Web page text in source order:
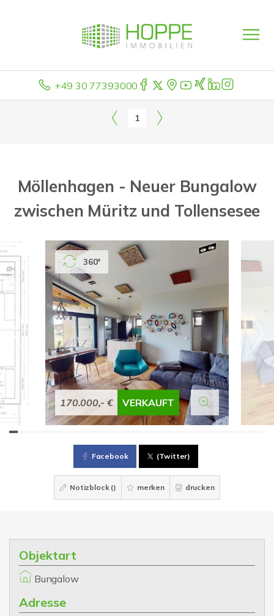
+49 30 77393000
1
Möllenhagen - Neuer Bungalow
zwischen Müritz und Tollensesee
170.000,- € VERKAUFT
360°
Facebook (Twitter)
Notizblock () merken drucken
Objektart
Bungalow
Adresse